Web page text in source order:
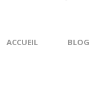
ACCUEIL BLOG